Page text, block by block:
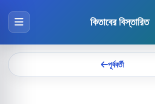
কিতাবের বিস্তারিত
পূর্ববর্তী